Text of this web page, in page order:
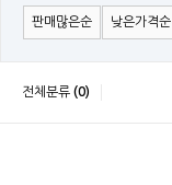
판매많은순 낮은가격순
전체분류 (0)